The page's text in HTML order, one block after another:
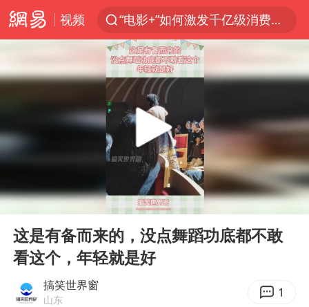
视频
“电影+”如何激发千亿级消费新活力？
台风白海豚已进入24小时警戒线
“秋天的第一杯奶茶”6岁了
上海：台风白海豚或将带来龙卷风
四川宜宾市高县4.9级地震致1人死亡
38岁演员求职万岁山NPC成功
国乒男单横滨冠军赛全军覆没
胡彦斌获《歌手2026》歌王
胜宏科技：股票交易异常波动
Play
00:00 00:14
这是有备而来的，没点舞蹈功底都不敢
看这个，年轻就是好
搞笑世界窗
山东 1